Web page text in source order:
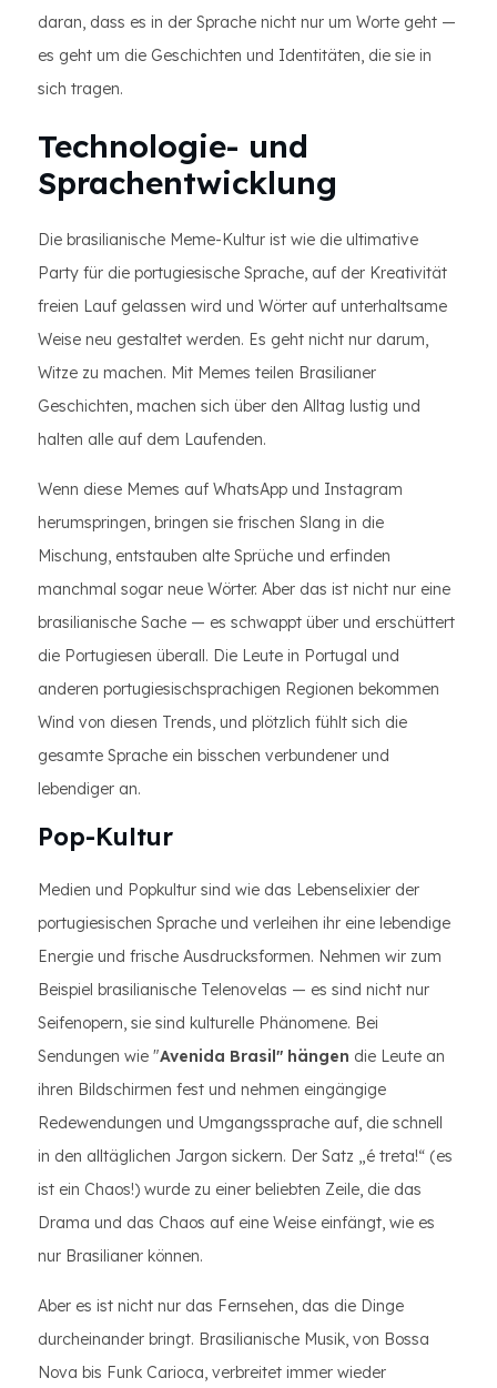
daran, dass es in der Sprache nicht nur um Worte geht —
es geht um die Geschichten und Identitäten, die sie in
sich tragen.
Technologie- und
Sprachentwicklung
Die brasilianische Meme-Kultur ist wie die ultimative
Party für die portugiesische Sprache, auf der Kreativität
freien Lauf gelassen wird und Wörter auf unterhaltsame
Weise neu gestaltet werden. Es geht nicht nur darum,
Witze zu machen. Mit Memes teilen Brasilianer
Geschichten, machen sich über den Alltag lustig und
halten alle auf dem Laufenden.
Wenn diese Memes auf WhatsApp und Instagram
herumspringen, bringen sie frischen Slang in die
Mischung, entstauben alte Sprüche und erfinden
manchmal sogar neue Wörter. Aber das ist nicht nur eine
brasilianische Sache — es schwappt über und erschüttert
die Portugiesen überall. Die Leute in Portugal und
anderen portugiesischsprachigen Regionen bekommen
Wind von diesen Trends, und plötzlich fühlt sich die
gesamte Sprache ein bisschen verbundener und
lebendiger an.
Pop-Kultur
Medien und Popkultur sind wie das Lebenselixier der
portugiesischen Sprache und verleihen ihr eine lebendige
Energie und frische Ausdrucksformen. Nehmen wir zum
Beispiel brasilianische Telenovelas — es sind nicht nur
Seifenopern, sie sind kulturelle Phänomene. Bei
Sendungen wie "Avenida Brasil" hängen die Leute an
ihren Bildschirmen fest und nehmen eingängige
Redewendungen und Umgangssprache auf, die schnell
in den alltäglichen Jargon sickern. Der Satz „é treta!“ (es
ist ein Chaos!) wurde zu einer beliebten Zeile, die das
Drama und das Chaos auf eine Weise einfängt, wie es
nur Brasilianer können.
Aber es ist nicht nur das Fernsehen, das die Dinge
durcheinander bringt. Brasilianische Musik, von Bossa
Nova bis Funk Carioca, verbreitet immer wieder